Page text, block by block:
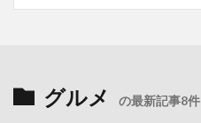
グルメ の最新記事8件